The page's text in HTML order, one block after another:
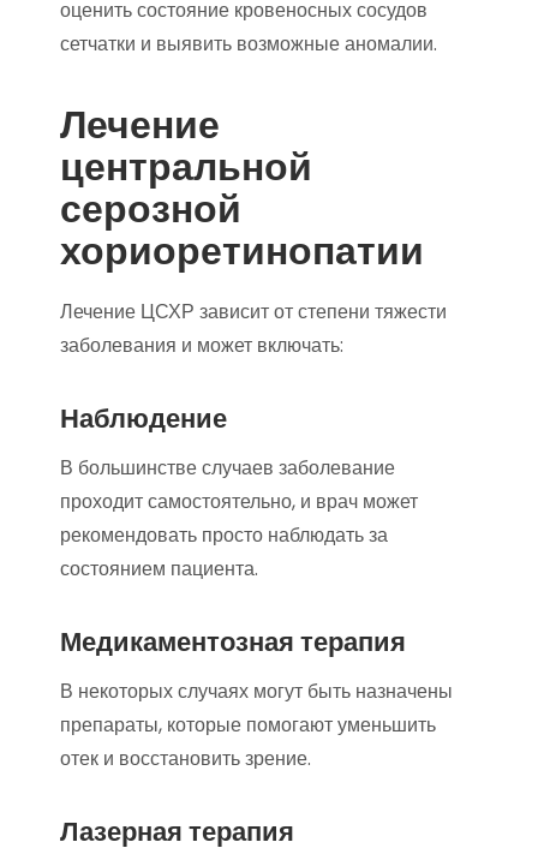
оценить состояние кровеносных сосудов
сетчатки и выявить возможные аномалии.
Лечение
центральной
серозной
хориоретинопатии
Лечение ЦСХР зависит от степени тяжести
заболевания и может включать:
Наблюдение
В большинстве случаев заболевание
проходит самостоятельно, и врач может
рекомендовать просто наблюдать за
состоянием пациента.
Медикаментозная терапия
В некоторых случаях могут быть назначены
препараты, которые помогают уменьшить
отек и восстановить зрение.
Лазерная терапия